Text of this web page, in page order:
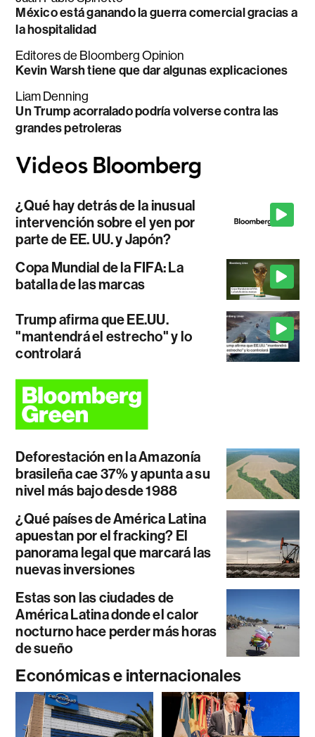
México está ganando la guerra comercial gracias a
la hospitalidad
Editores de Bloomberg Opinion
Kevin Warsh tiene que dar algunas explicaciones
Liam Denning
Un Trump acorralado podría volverse contra las
grandes petroleras
¿Qué hay detrás de la inusual
intervención sobre el yen por
parte de EE. UU. y Japón?
Copa Mundial de la FIFA: La
batalla de las marcas
Trump afirma que EE.UU.
"mantendrá el estrecho" y lo
controlará
Deforestación en la Amazonía
brasileña cae 37% y apunta a su
nivel más bajo desde 1988
¿Qué países de América Latina
apuestan por el fracking? El
panorama legal que marcará las
nuevas inversiones
Estas son las ciudades de
América Latina donde el calor
nocturno hace perder más horas
de sueño
Económicas e internacionales